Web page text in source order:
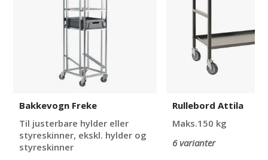
Bakkevogn Freke
Til justerbare hylder eller
styreskinner, ekskl. hylder og
styreskinner
Rullebord Attila
Maks.150 kg
6 varianter